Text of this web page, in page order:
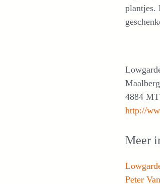
plantjes.
4884
http://
Meer
Peter